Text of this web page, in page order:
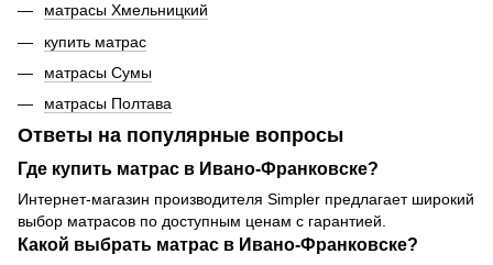
матрасы Хмельницкий
купить матрас
матрасы Сумы
матрасы Полтава
Ответы на популярные вопросы
Где купить матрас в Ивано-Франковске?
Интернет-магазин производителя Simpler предлагает широкий
выбор матрасов по доступным ценам с гарантией.
Какой выбрать матрас в Ивано-Франковске?